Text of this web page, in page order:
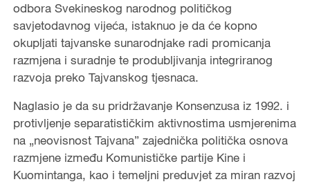
odbora Svekineskog narodnog političkog
savjetodavnog vijeća, istaknuo je da će kopno
okupljati tajvanske sunarodnjake radi promicanja
razmjena i suradnje te produbljivanja integriranog
razvoja preko Tajvanskog tjesnaca.
Naglasio je da su pridržavanje Konsenzusa iz 1992. i
protivljenje separatističkim aktivnostima usmjerenima
na „neovisnost Tajvana” zajednička politička osnova
razmjene između Komunističke partije Kine i
Kuomintanga, kao i temeljni preduvjet za miran razvoj